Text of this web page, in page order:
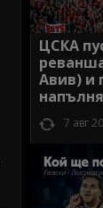
ЦСКА
Авив) и
7 авг